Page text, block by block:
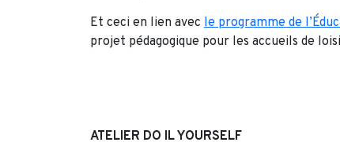
Et ceci en lien avec le programme de
projet pédagogique pour les accueils de
ATELIER DO IL YOURSELF